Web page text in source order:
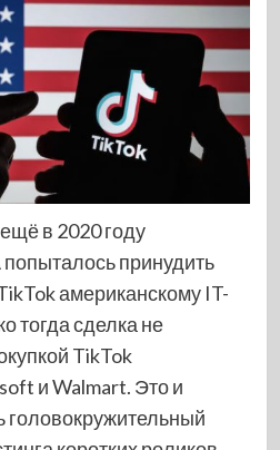
в 2020 году
принудить
американскому IT-
тогда сделка не
TikTok
и Walmart. Это и
головокружительный